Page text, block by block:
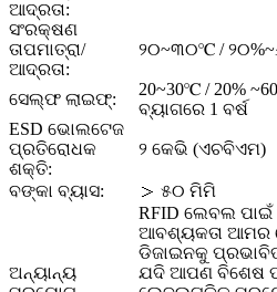
ଆଦ୍ରତା:
ସଂରକ୍ଷଣ
ତାପମାତ୍ରା/
ଆଦ୍ରତା:
୨୦~୩୦℃ /
ସେଲ୍ଫ ଲାଇଫ୍:
20~30℃ / 20%
ବ୍ୟାଗରେ 1 ବର୍ଷ
ESD ଭୋଲଟେଜ
ପ୍ରତିରୋଧକ
ଶକ୍ତି:
୨ କେଭି (ଏଚବିଏମ)
ବଙ୍କା ବ୍ୟାସ: ＞ ୫୦ ମିମି
ଅନ୍ୟାନ୍ୟ
RFID ଲେବଲ
ଆବଶ୍ୟକତା ଆମର
ଡିଜାଇନକୁ
ଯଦି ଆପଣ ବିଶେଷ